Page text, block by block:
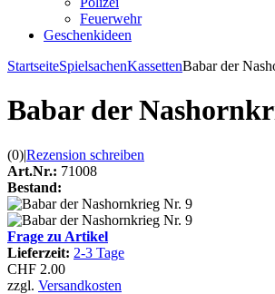
Feuerwehr
Geschenkideen
StartseiteSpielsachenKassettenBabar der
Babar der
(0)|Rezension schreiben
Art.Nr.: 71008
Bestand:
Frage zu Artikel
Lieferzeit: 2-3 Tage
CHF 2.00
zzgl. Versandkosten